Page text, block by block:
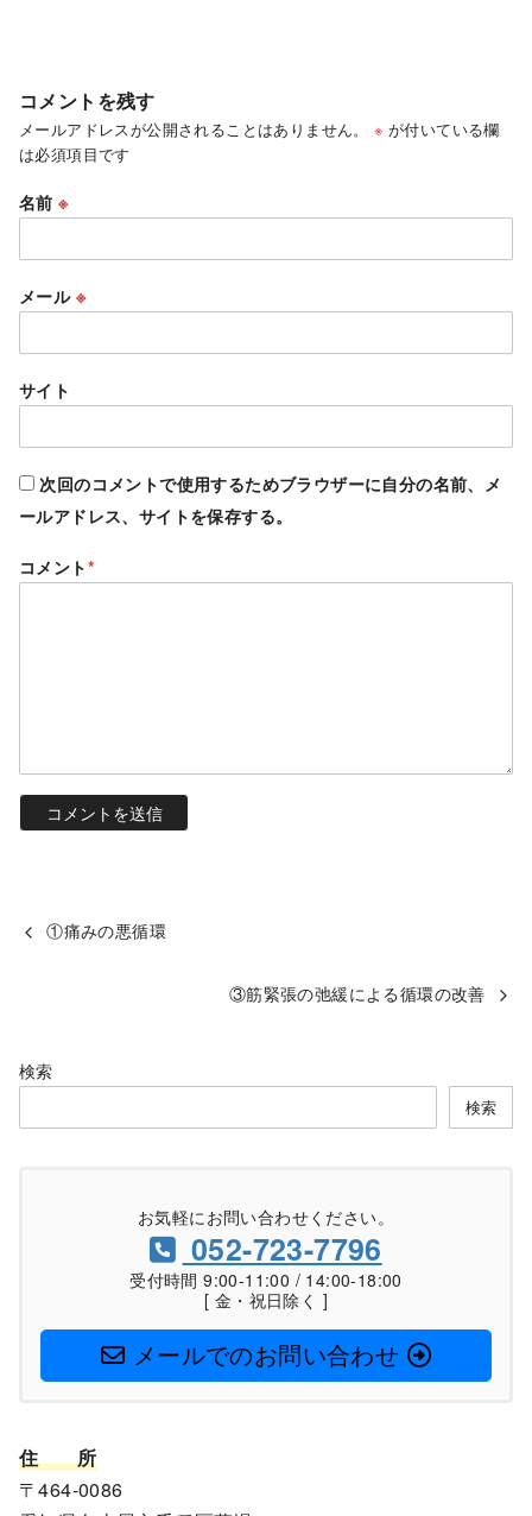
コメントを残す
メールアドレスが公開されることはありません。 ※ が付いている欄
は必須項目です
名前※
メール ※
サイト
次回のコメントで使用するためブラウザーに自分の名前、メ
ールアドレス、サイトを保存する。
コメント*
①痛みの悪循環
③筋緊張の弛緩による循環の改善
検索
検索
お気軽にお問い合わせください。
052-723-7796
受付時間 9:00-11:00 / 14:00-18:00
[ 金・祝日除く ]
メールでのお問い合わせ
住
所
〒464-0086